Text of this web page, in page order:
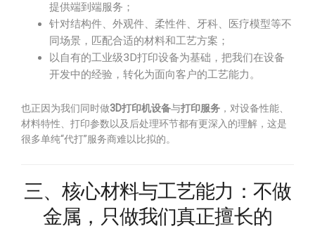
提供端到端服务；
针对结构件、外观件、柔性件、牙科、医疗模型等不
同场景，匹配合适的材料和工艺方案；
以自有的工业级3D打印设备为基础，把我们在设备
开发中的经验，转化为面向客户的工艺能力。
也正因为我们同时做3D打印机设备与打印服务 ，对设备性能、
材料特性、打印参数以及后处理环节都有更深入的理解，这是
很多单纯“代打”服务商难以比拟的。
三、核心材料与工艺能力：不做
金属，只做我们真正擅长的